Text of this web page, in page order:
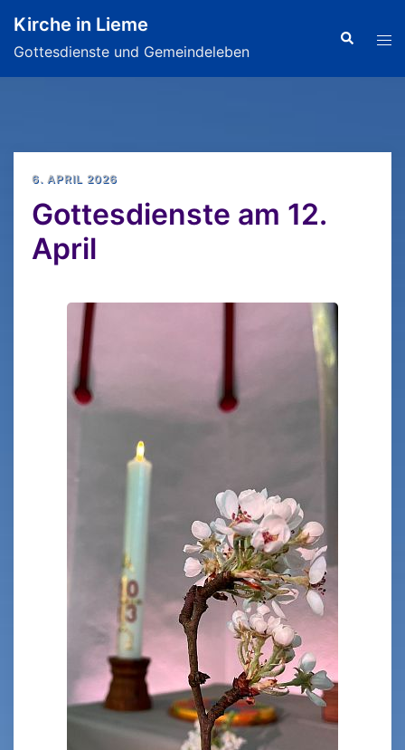
Inhalt
springen
Kirche in Lieme
Gottesdienste und Gemeindeleben
Search
6. APRIL 2026
Gottesdienste am 12.
April